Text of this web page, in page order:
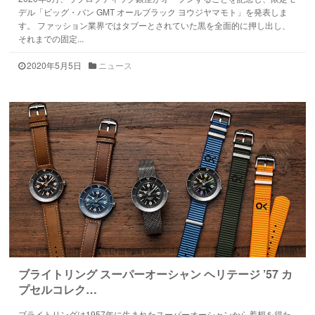
デル「ビッグ・バン GMT オールブラック ヨウジヤマモト」を発表しま
す。 ファッション業界ではタブーとされていた黒を全面的に押し出し、
それまでの固定...
2020年5月5日 ニュース
ブライトリング スーパーオーシャン ヘリテージ ’57 カ
プセルコレク…